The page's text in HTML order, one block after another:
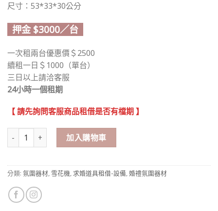
尺寸：53*33*30公分
押金 $3000／台
一次租兩台優惠價＄2500
續租一日＄1000（單台）
三日以上請洽客服
24小時一個租期
【 請先詢問客服商品租借是否有檔期 】
1500w 雪花機 租借 數量加入購物車
分類: 氛圍器材, 雪花機,求婚道具租借-設備,婚禮氛圍器材